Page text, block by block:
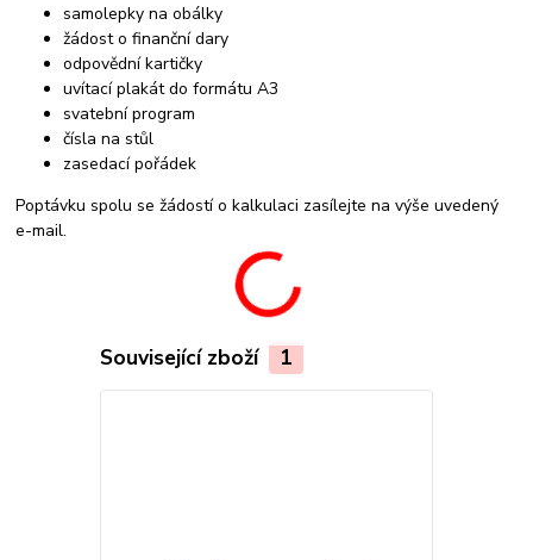
samolepky na obálky
žádost o finanční dary
odpovědní kartičky
uvítací plakát do formátu A3
svatební program
čísla na stůl
zasedací pořádek
Poptávku spolu se žádostí o kalkulaci zasílejte na výše uvedený
e-mail.
Související zboží 1